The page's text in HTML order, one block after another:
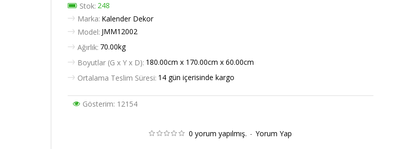
Stok: 248
Marka: Kalender Dekor
Model: JMM12002
Ağırlık: 70.00kg
Boyutlar (G x Y x D): 180.00cm x 170.00cm x 60.00cm
Ortalama Teslim Süresi: 14 gün içerisinde kargo
Gösterim: 12154
0 yorum yapılmış. - Yorum Yap